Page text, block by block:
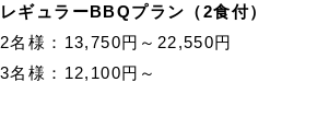
レギュラーBBQプラン（2食付）
2名様：13,750円～22,550円
3名様：12,100円～